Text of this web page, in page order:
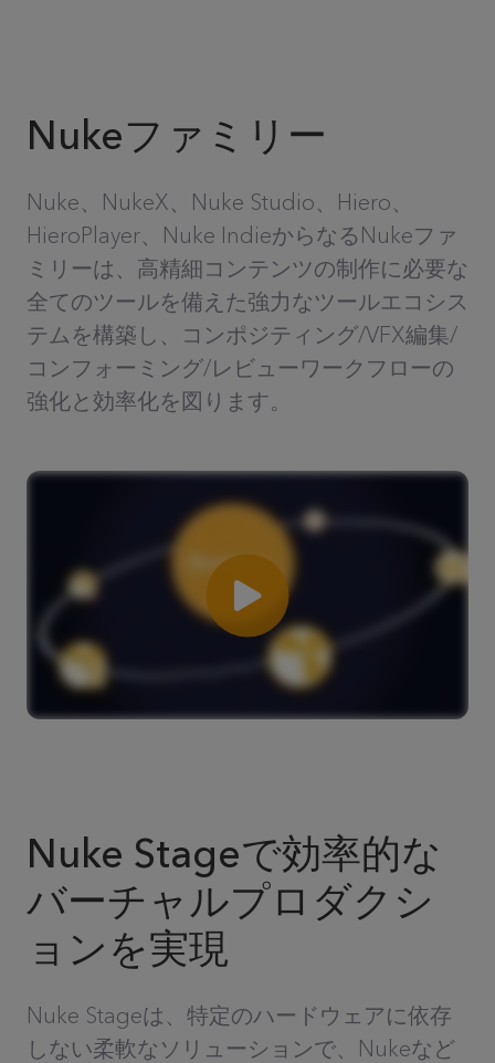
Nukeファミリー
Nuke、NukeX、Nuke Studio、Hiero、
HieroPlayer、Nuke IndieからなるNukeファ
ミリーは、高精細コンテンツの制作に必要な
全てのツールを備えた強力なツールエコシス
テムを構築し、コンポジティング/VFX編集/
コンフォーミング/レビューワークフローの
強化と効率化を図ります。
Nuke Stageで効率的な
バーチャルプロダクシ
ョンを実現
Nuke Stageは、特定のハードウェアに依存
しない柔軟なソリューションで、Nukeなど